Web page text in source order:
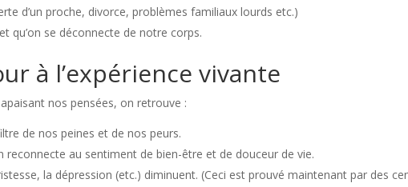
d’un proche, divorce, problèmes familiaux lourds etc.)
qu’on se déconnecte de notre corps.
à l’expérience vivante
nos pensées, on retrouve :
de nos peines et de nos peurs.
reconnecte au sentiment de bien-être et de douceur de vie.
la dépression (etc.) diminuent. (Ceci est prouvé maintenant par des